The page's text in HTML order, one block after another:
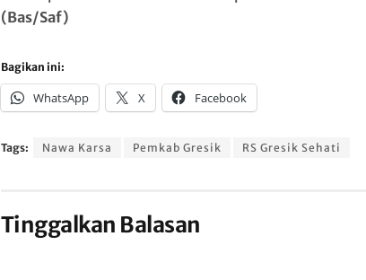
(Bas/Saf)
Bagikan ini:
WhatsApp X Facebook
Tags: Nawa Karsa Pemkab Gresik RS Gresik Sehati
Tinggalkan Balasan